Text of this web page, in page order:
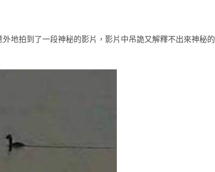
地拍到了一段神秘的影片，影片中吊詭又解釋不出來神秘的